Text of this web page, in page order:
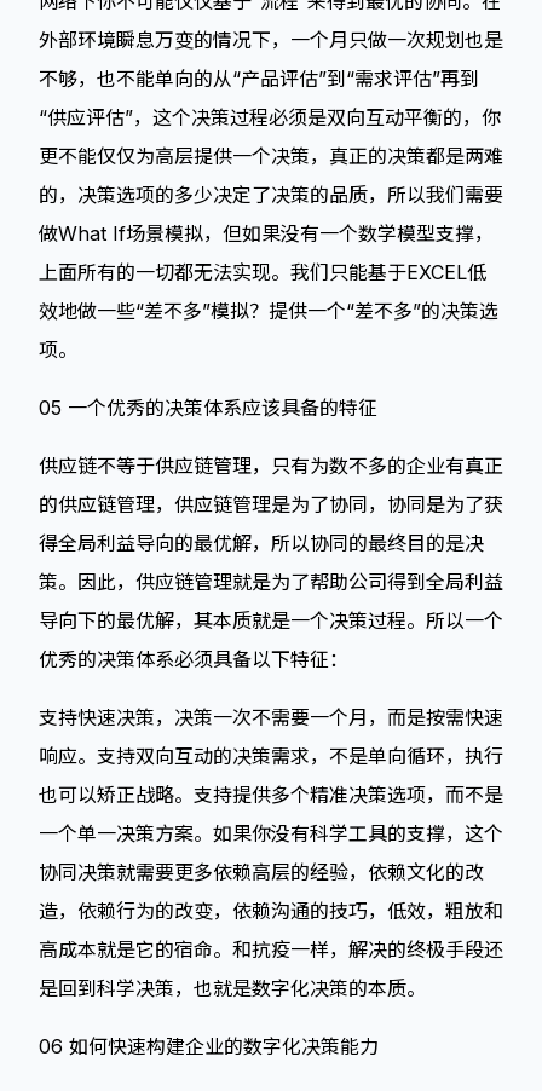
外部环境瞬息万变的情况下，一个月只做一次规划也是
不够，也不能单向的从“产品评估”到“需求评估”再到
“供应评估”，这个决策过程必须是双向互动平衡的，你
更不能仅仅为高层提供一个决策，真正的决策都是两难
的，决策选项的多少决定了决策的品质，所以我们需要
做What If场景模拟，但如果没有一个数学模型支撑，
上面所有的一切都无法实现。我们只能基于EXCEL低
效地做一些“差不多”模拟？提供一个“差不多”的决策选
项。
05 一个优秀的决策体系应该具备的特征
供应链不等于供应链管理，只有为数不多的企业有真正
的供应链管理，供应链管理是为了协同，协同是为了获
得全局利益导向的最优解，所以协同的最终目的是决
策。因此，供应链管理就是为了帮助公司得到全局利益
导向下的最优解，其本质就是一个决策过程。所以一个
优秀的决策体系必须具备以下特征：
支持快速决策，决策一次不需要一个月，而是按需快速
响应。支持双向互动的决策需求，不是单向循环，执行
也可以矫正战略。支持提供多个精准决策选项，而不是
一个单一决策方案。如果你没有科学工具的支撑，这个
协同决策就需要更多依赖高层的经验，依赖文化的改
造，依赖行为的改变，依赖沟通的技巧，低效，粗放和
高成本就是它的宿命。和抗疫一样，解决的终极手段还
是回到科学决策，也就是数字化决策的本质。
06 如何快速构建企业的数字化决策能力